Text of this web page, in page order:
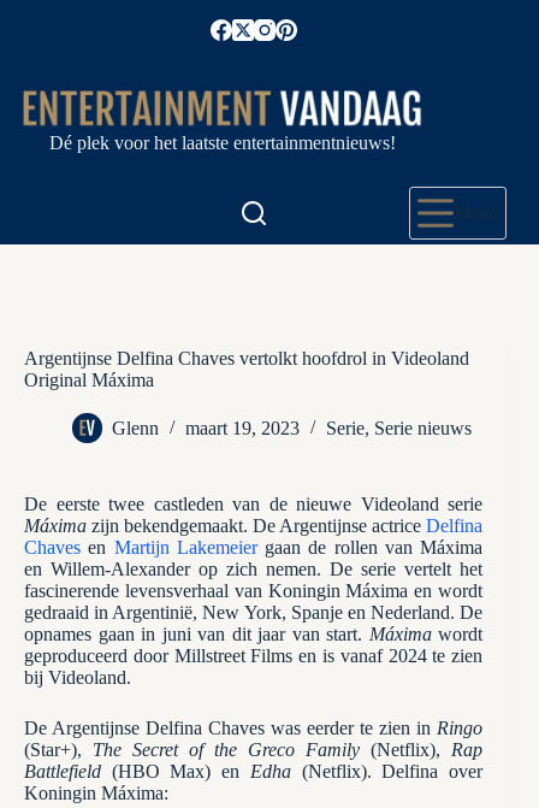
Dé plek voor het laatste entertainmentnieuws!
Menu
Argentijnse Delfina Chaves vertolkt hoofdrol in Videoland
Original Máxima
Glenn maart 19, 2023 Serie, Serie nieuws
De eerste twee castleden van de nieuwe Videoland serie
Máxima zijn bekendgemaakt. De Argentijnse actriceDelfina
Chaves en Martijn Lakemeiergaan de rollen van Máxima
en Willem-Alexander op zich nemen. De serie vertelt het
fascinerende levensverhaal van Koningin Máxima en wordt
gedraaid in Argentinië, New York, Spanje en Nederland. De
opnames gaan in juni van dit jaar van start. Máximawordt
geproduceerd door Millstreet Films en is vanaf 2024 te zien
bij Videoland.
De Argentijnse Delfina Chaves was eerder te zien in Ringo
(Star+), The Secret of the Greco Family (Netflix), Rap
Battlefield (HBO Max) en Edha(Netflix). Delfina over
Koningin Máxima: